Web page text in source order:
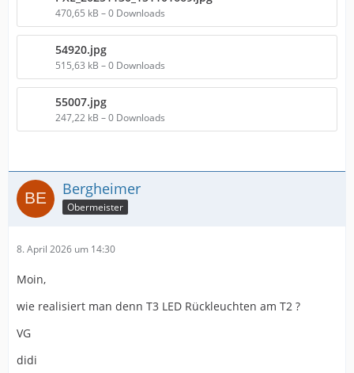
470,65 kB – 0 Downloads
54920.jpg
515,63 kB – 0 Downloads
55007.jpg
247,22 kB – 0 Downloads
Bergheimer
Obermeister
8. April 2026 um 14:30
Moin,
wie realisiert man denn T3 LED Rückleuchten am T2 ?
VG
didi